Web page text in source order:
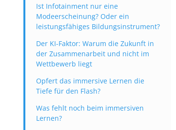
Ist Infotainment nur eine
Modeerscheinung? Oder ein
leistungsfähiges Bildungsinstrument?
Der KI-Faktor: Warum die Zukunft in
der Zusammenarbeit und nicht im
Wettbewerb liegt
Opfert das immersive Lernen die
Tiefe für den Flash?
Was fehlt noch beim immersiven
Lernen?